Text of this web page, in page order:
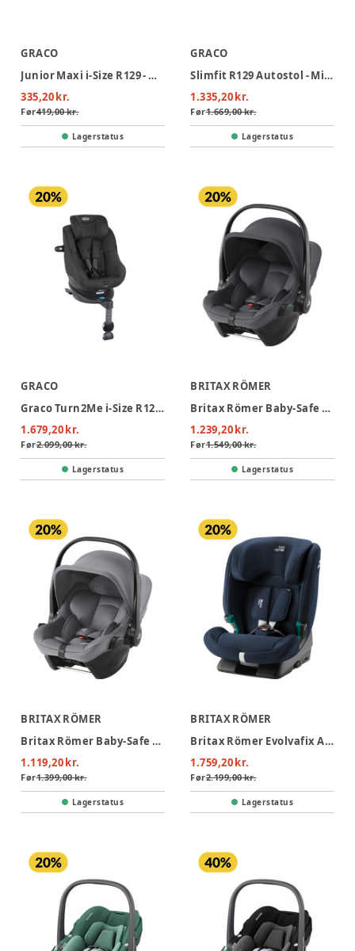
GRACO
Junior Maxi i-Size R129 - Midnight
335,20 kr.
Før419,00 kr.
Lagerstatus
GRACO
Slimfit R129 Autostol - Midnight
1.335,20 kr.
Før1.669,00 kr.
Lagerstatus
GRACO
Graco Turn2Me i-Size R129 Autostol - Midnight
1.679,20 kr.
Før2.099,00 kr.
Lagerstatus
BRITAX RÖMER
Britax Römer Baby-Safe Core Autostol - Midnight Grey
1.239,20 kr.
Før1.549,00 kr.
Lagerstatus
BRITAX RÖMER
Britax Römer Baby-Safe Core Autostol - Frost Grey
1.119,20 kr.
Før1.399,00 kr.
Lagerstatus
BRITAX RÖMER
Britax Römer Evolvafix Autostol - Night Blue
1.759,20 kr.
Før2.199,00 kr.
Lagerstatus